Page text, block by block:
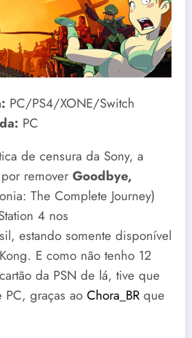
PC/PS4/XONE/Switch
PC
de censura da Sony, a
remover Goodbye,
The Complete Journey)
4 nos
estando somente disponível
E como não tenho 12
da PSN de lá, tive que
PC, graças ao Chora_BR que